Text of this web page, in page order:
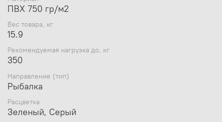
Комплектация:
Насос 5 литров;
Паспорт;
Гарантийный талон;
ПВХ 750 гр/м2
Вес товара, кг
15.9
Рекомендуемая нагрузка до, кг
350
Направление (тип)
Рыбалка
Расцветка
Зеленый, Серый